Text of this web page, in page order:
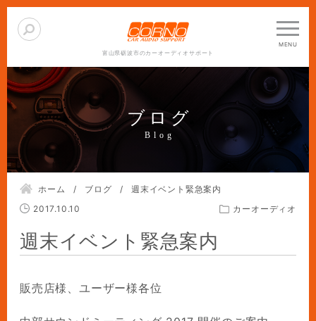
富山県砺波市のカーオーディオサポート
ブログ
ホーム ブログ
週末イベント緊急案内
2017.10.10
カーオーディオ
週末イベント緊急案内
販売店様、ユーザー様各位